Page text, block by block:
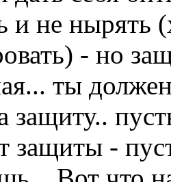
и не нырять
- но
ты
защиту..
защиты -